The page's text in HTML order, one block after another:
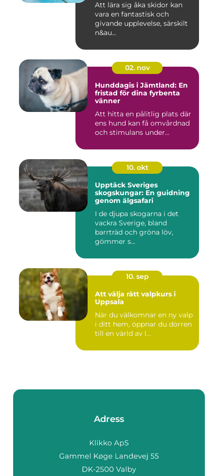
Att lära sig åka skidor kan
vara en fantastisk och
givande upplevelse, särskilt
n&au...
02. nov
Hunddagis i Jämtland: En
fristad för dina fyrbenta
vänner
Att hitta en pålitlig plats där
ens hund kan få omvårdnad
och stimulans under...
10. okt
Upptäck Sveriges
skogskungar: En guidning
genom älgsafari
I de djupa skogarna i det
vackra Sverige, bland
barrträd och gröna löv,
gömmer s...
10. sep
Att välja rätt valpkurs i
Uppsala
När du välkomnar en ny valp
i ditt hem, öppnar du dörren
till en värld av l...
Adress